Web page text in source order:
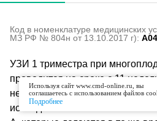
Код в номенклатуре медицинских
МЗ РФ № 804н от 13.10.2017 г):
УЗИ 1 триместра при
проводится на сроке с 11
недели. Пренатальный
исследование по УЗИ и анализ
Используя сайт www.cmd-online.ru, вы
соглашаетесь с использованием файлов
Подробнее